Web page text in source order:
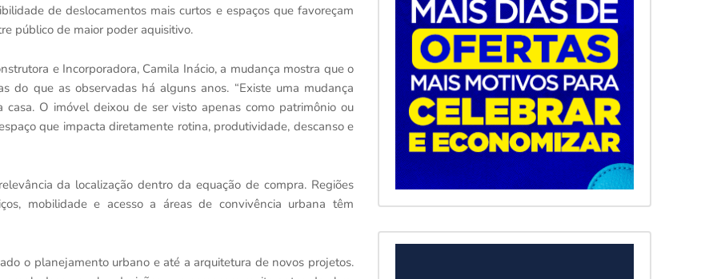
de deslocamentos mais curtos e espaços que favoreçam
público de maior poder aquisitivo.
e Incorporadora, Camila Inácio, a mudança mostra que o
do que as observadas há alguns anos. “Existe uma mudança
O imóvel deixou de ser visto apenas como patrimônio ou
que impacta diretamente rotina, produtividade, descanso e
da localização dentro da equação de compra. Regiões
mobilidade e acesso a áreas de convivência urbana têm
o planejamento urbano e até a arquitetura de novos projetos.